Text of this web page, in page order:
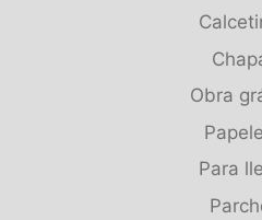
Obra
Para